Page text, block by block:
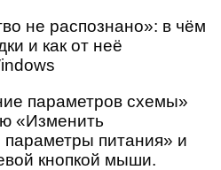
параметров схемы»
«Изменить
питания» и
кнопкой мыши.